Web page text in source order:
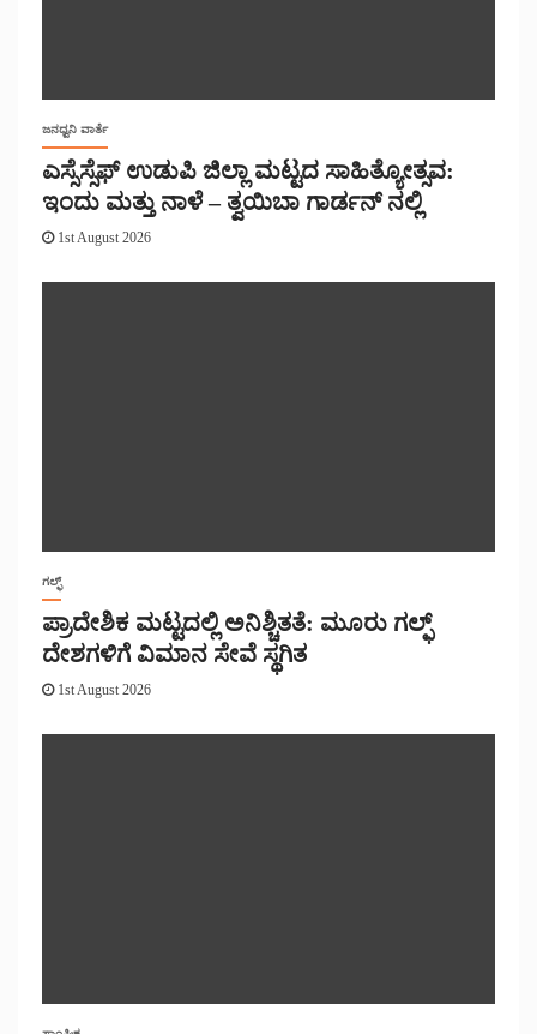
ಜನಧ್ವನಿ ವಾರ್ತೆ
ಎಸ್ಸೆಸ್ಸೆಫ್ ಉಡುಪಿ ಜಿಲ್ಲಾ ಮಟ್ಟದ ಸಾಹಿತ್ಯೋತ್ಸವ:
ಇಂದು ಮತ್ತು ನಾಳೆ – ತ್ವಯಿಬಾ ಗಾರ್ಡನ್ ನಲ್ಲಿ
1st August 2026
ಗಲ್ಫ್
ಪ್ರಾದೇಶಿಕ ಮಟ್ಟದಲ್ಲಿ ಅನಿಶ್ಚಿತತೆ: ಮೂರು ಗಲ್ಫ್
ದೇಶಗಳಿಗೆ ವಿಮಾನ ಸೇವೆ ಸ್ಥಗಿತ
1st August 2026